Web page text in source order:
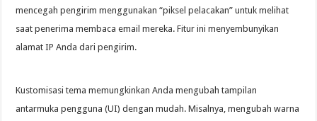
mencegah pengirim menggunakan “piksel pelacakan” untuk melihat
saat penerima membaca email mereka. Fitur ini menyembunyikan
alamat IP Anda dari pengirim.
Kustomisasi tema memungkinkan Anda mengubah tampilan
antarmuka pengguna (UI) dengan mudah. Misalnya, mengubah warna